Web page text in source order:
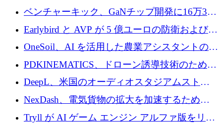
万ドルを獲得
ベンチャーキック、GaNチップ開発に16万3千
ユーロでMinisaを支援
Earlybird と AVP が 5 億ユーロの防衛および二
重用途の成長基金である E2D を立ち上げる
OneSoil、AI を活用した農業アシスタントの拡
大に​​ 100 万ユーロを確保
PDKINEMATICS、ドローン誘導技術のために
200 万ユーロを調達
DeepL、米国のオーディオスタジアムストリ
ーミング事業Mixhaloを買収
NexDash、電気貨物の拡大を加速するために
EIT Urban Mobilityから250万ユーロを確保
Tryll が AI ゲーム エンジン アルファ版をリリ